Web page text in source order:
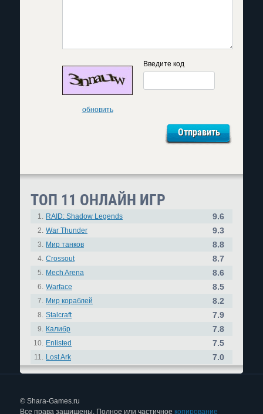
обновить
Введите код
ТОП 11 ОНЛАЙН ИГР
1. RAID: Shadow Legends 9.6
2. War Thunder 9.3
3. Мир танков 8.8
4. Crossout 8.7
5. Mech Arena 8.6
6. Warface 8.5
7. Мир кораблей 8.2
8. Stalcraft 7.9
9. Калибр 7.8
10. Enlisted 7.5
11. Lost Ark 7.0
© Shara-Games.ru
Все права защищены. Полное или частичное копирование